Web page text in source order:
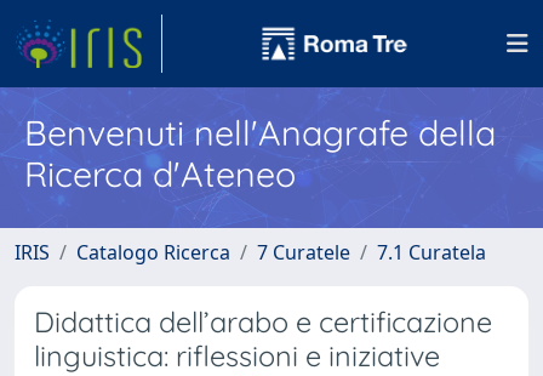
Benvenuti nell'Anagrafe della
Ricerca d'Ateneo
IRIS Catalogo Ricerca 7 Curatele 7.1 Curatela
Didattica dell’arabo e certificazione
linguistica: riflessioni e iniziative